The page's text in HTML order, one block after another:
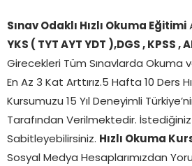
Sınav Odaklı Hızlı Okuma Eğitimi
YKS ( TYT AYT YDT ),DGS , KPSS ,
Girecekleri Tüm Sınavlarda Okuma
En Az 3 Kat Arttırız.5 Hafta 10 Ders
Kursumuzu 15 Yıl Deneyimli
Tarafından Verilmektedir.
Sabitleyebilirsiniz. Hızlı Okuma
Sosyal Medya Hesaplarımızdan